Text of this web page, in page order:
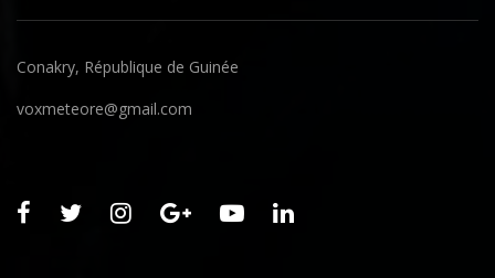
Conakry, République de Guinée
voxmeteore@gmail.com